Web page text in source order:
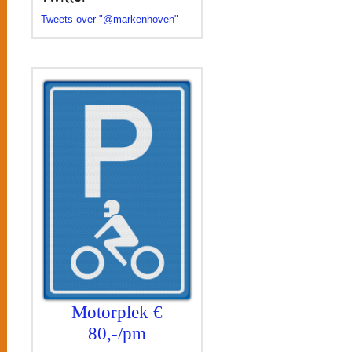
Tweets over "@markenhoven"
Motorplek €
80,-/pm